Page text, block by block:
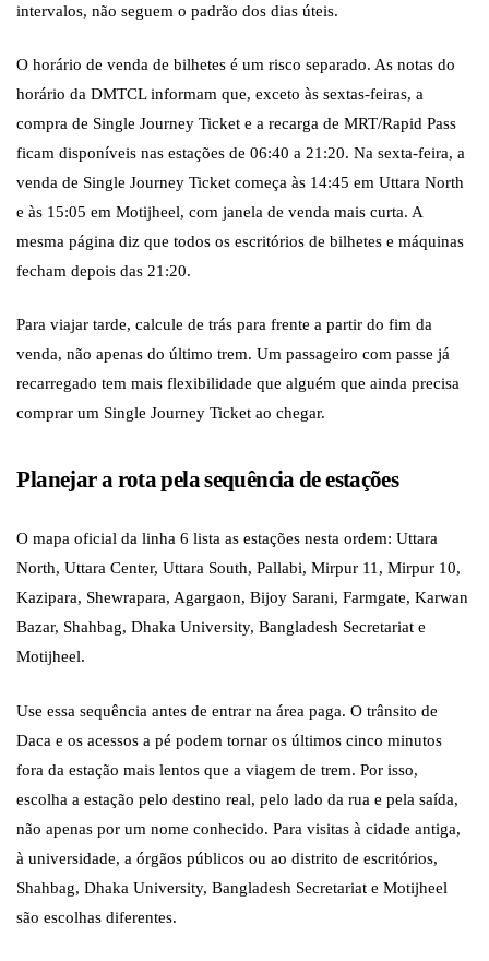
intervalos, não seguem o padrão dos dias úteis.
O horário de venda de bilhetes é um risco separado. As notas do
horário da DMTCL informam que, exceto às sextas-feiras, a
compra de Single Journey Ticket e a recarga de MRT/Rapid Pass
ficam disponíveis nas estações de 06:40 a 21:20. Na sexta-feira, a
venda de Single Journey Ticket começa às 14:45 em Uttara North
e às 15:05 em Motijheel, com janela de venda mais curta. A
mesma página diz que todos os escritórios de bilhetes e máquinas
fecham depois das 21:20.
Para viajar tarde, calcule de trás para frente a partir do fim da
venda, não apenas do último trem. Um passageiro com passe já
recarregado tem mais flexibilidade que alguém que ainda precisa
comprar um Single Journey Ticket ao chegar.
Planejar a rota pela sequência de estações
O mapa oficial da linha 6 lista as estações nesta ordem: Uttara
North, Uttara Center, Uttara South, Pallabi, Mirpur 11, Mirpur 10,
Kazipara, Shewrapara, Agargaon, Bijoy Sarani, Farmgate, Karwan
Bazar, Shahbag, Dhaka University, Bangladesh Secretariat e
Motijheel.
Use essa sequência antes de entrar na área paga. O trânsito de
Daca e os acessos a pé podem tornar os últimos cinco minutos
fora da estação mais lentos que a viagem de trem. Por isso,
escolha a estação pelo destino real, pelo lado da rua e pela saída,
não apenas por um nome conhecido. Para visitas à cidade antiga,
à universidade, a órgãos públicos ou ao distrito de escritórios,
Shahbag, Dhaka University, Bangladesh Secretariat e Motijheel
são escolhas diferentes.